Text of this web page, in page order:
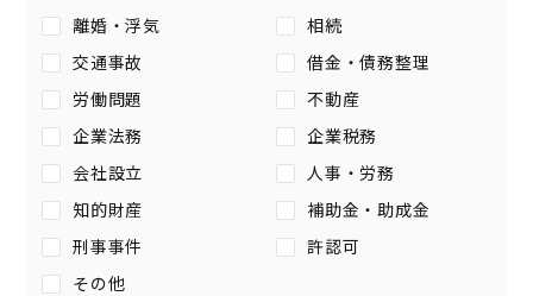
離婚・浮気
相続
交通事故
借金・債務整理
労働問題
不動産
企業法務
企業税務
会社設立
人事・労務
知的財産
補助金・助成金
刑事事件
許認可
その他